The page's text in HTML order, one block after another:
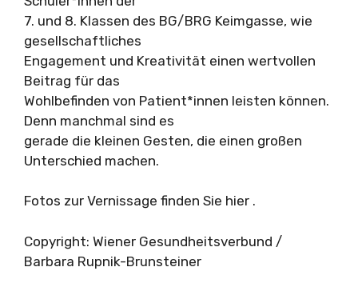
7. und 8. Klassen des BG/BRG Keimgasse, wie
gesellschaftliches
Engagement und Kreativität einen wertvollen
Beitrag für das
Wohlbefinden von Patient*innen leisten können.
Denn manchmal sind es
gerade die kleinen Gesten, die einen großen
Unterschied machen.
Fotos zur Vernissage finden Sie hier .
Copyright: Wiener Gesundheitsverbund /
Barbara Rupnik-Brunsteiner